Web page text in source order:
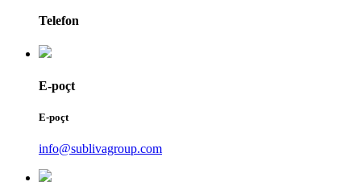
Telefon
E-poçt
E-poçt
info@sublivagroup.com